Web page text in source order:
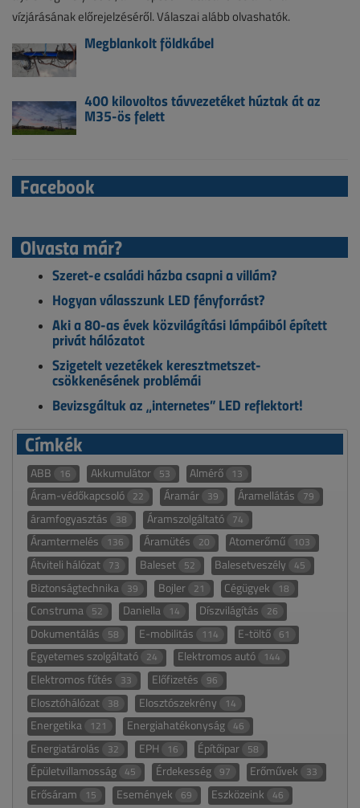
vízjárásának előrejelzéséről. Válaszai alább olvashatók.
Megblankolt földkábel
400 kilovoltos távvezetéket húztak át az
M35-ös felett
Facebook
Olvasta már?
Szeret-e családi házba csapni a villám?
Hogyan válasszunk LED fényforrást?
Aki a 80-as évek közvilágítási lámpáiból épített
privát hálózatot
Szigetelt vezetékek keresztmetszet-
csökkenésének problémái
Bevizsgáltuk az „internetes” LED reflektort!
Címkék
ABB 16 Akkumulátor 53 Almérő 13
Áram-védőkapcsoló 22 Áramár 39 Áramellátás 79
áramfogyasztás 38 Áramszolgáltató 74
Áramtermelés 136 Áramütés 20 Atomerőmű 103
Átviteli hálózat 73 Baleset 52 Balesetveszély 45
Biztonságtechnika 39 Bojler 21 Cégügyek 18
Construma 52 Daniella 14 Díszvilágítás 26
Dokumentálás 58 E-mobilitás 114 E-töltő 61
Egyetemes szolgáltató 24 Elektromos autó 144
Elektromos fűtés 33 Előfizetés 96
Elosztóhálózat 38 Elosztószekrény 14
Energetika 121 Energiahatékonyság 46
Energiatárolás 32 EPH 16 Építőipar 58
Épületvillamosság 45 Érdekesség 97 Erőművek 33
Erősáram 15 Események 69 Eszközeink 46